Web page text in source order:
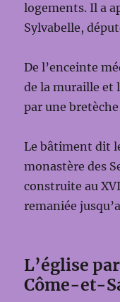
logements. Il a
Sylvabelle,
De l’enceinte
de la muraille et
par une
Le bâtiment dit
monastère des
construite au
remaniée
L’église
Côme-et-